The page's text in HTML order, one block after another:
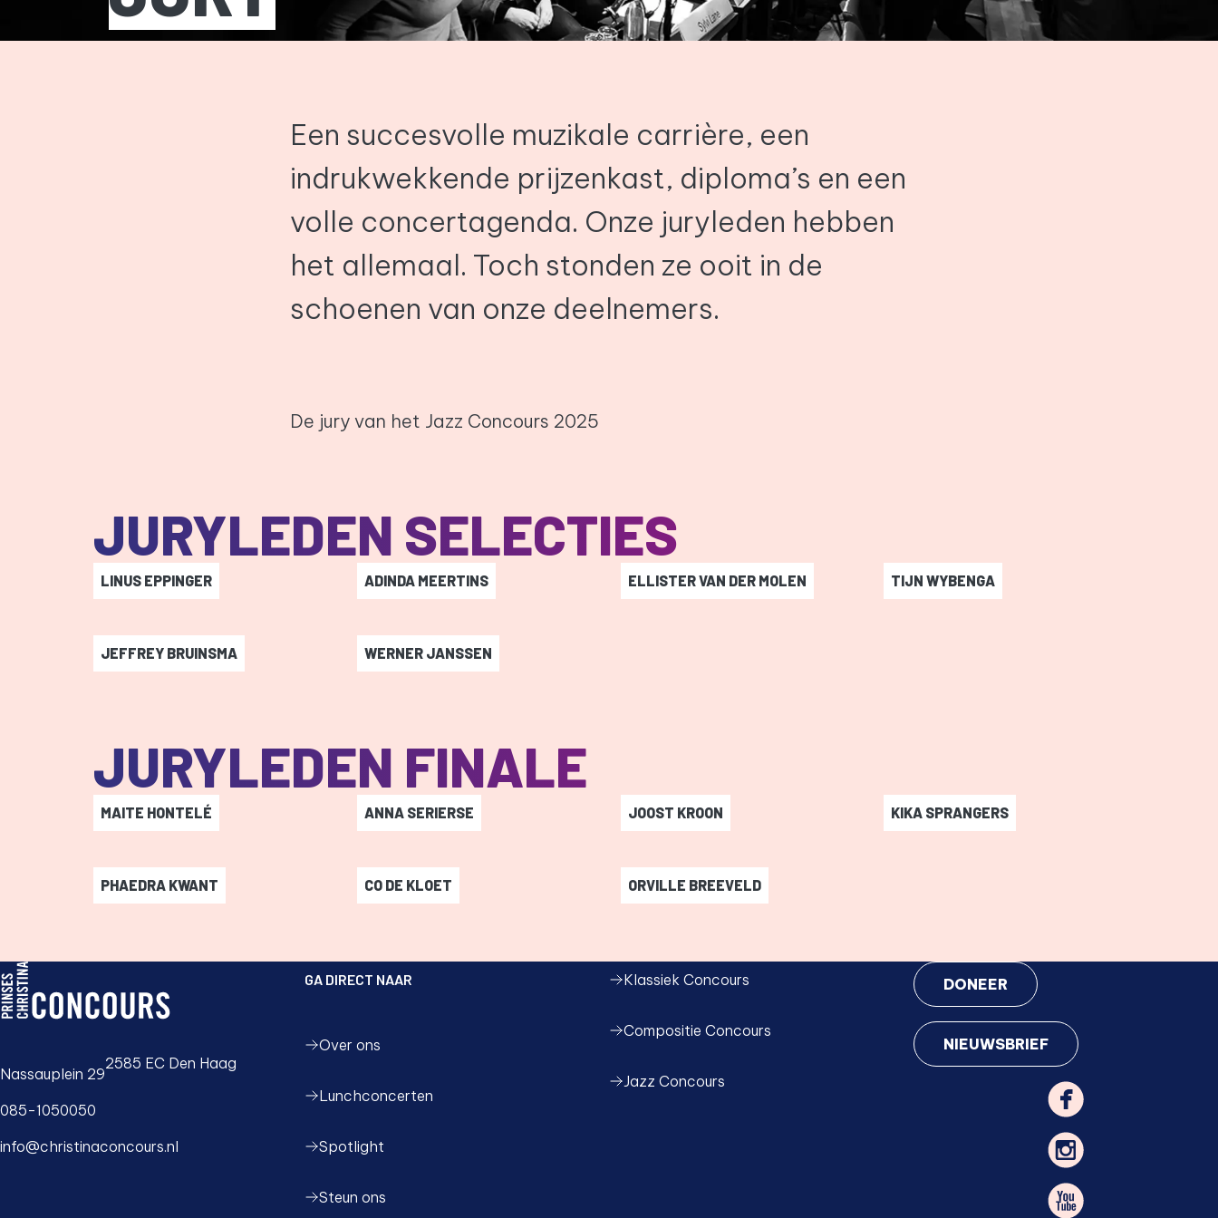
Een succesvolle muzikale carrière, een
indrukwekkende prijzenkast, diploma’s en een
volle concertagenda. Onze juryleden hebben
het allemaal. Toch stonden ze ooit in de
schoenen van onze deelnemers.
De jury van het Jazz Concours 2025
JURYLEDEN SELECTIES
Linus Eppinger-
LINUS EPPINGER
Adinda Meertins
ADINDA MEERTINS
Ellister van der Molen-
ELLISTER VAN DER MOLEN
Tijn Wybenga-
TIJN WYBENGA
Jeffrey Bruinsma-
JEFFREY BRUINSMA
Werner Janssen-
WERNER JANSSEN
JURYLEDEN FINALE
Maite Hontelé-
MAITE HONTELÉ
Anna Serierse-
ANNA SERIERSE
Joost Kroon-
JOOST KROON
Kika Sprangers-
KIKA SPRANGERS
Phaedra Kwant
PHAEDRA KWANT
Co de Kloet-
CO DE KLOET
Orville Breeveld-
ORVILLE BREEVELD
PCC logo, ga naar de homepage
Nassauplein 29
2585 EC Den Haag
085-1050050
info@christinaconcours.nl
GA DIRECT NAAR
Over ons
Lunchconcerten
Spotlight
Steun ons
Klassiek Concours
Compositie Concours
Jazz Concours
DONEER
NIEUWSBRIEF